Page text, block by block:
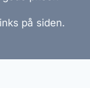
på siden.